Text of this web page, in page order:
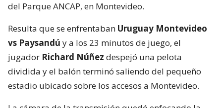
del Parque ANCAP, en Montevideo.
Resulta que se enfrentaban Uruguay Montevideo
vs Paysandú y a los 23 minutos de juego, el
jugador Richard Núñez despejó una pelota
dividida y el balón terminó saliendo del pequeño
estadio ubicado sobre los accesos a Montevideo.